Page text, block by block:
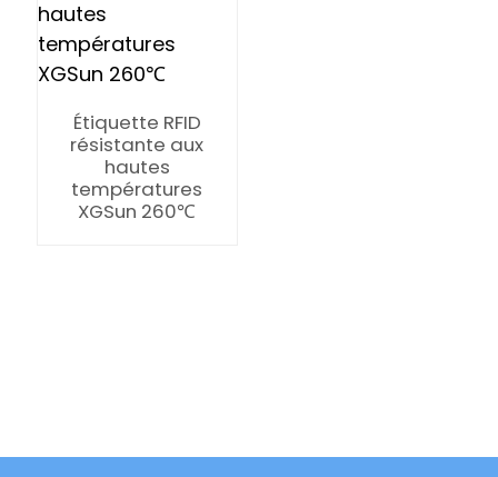
Étiquette RFID
résistante aux
hautes
températures
XGSun 260℃